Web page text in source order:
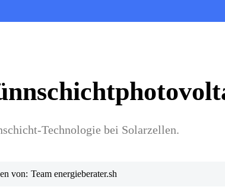
Technologie bei Solarzellen.
von: Team energieberater.sh